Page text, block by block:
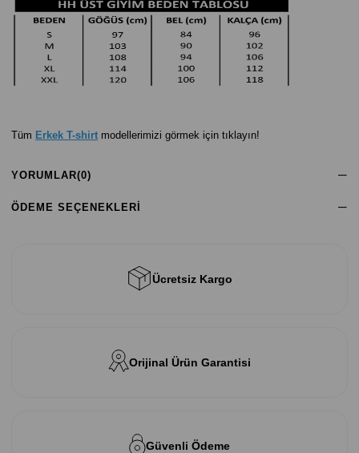
Tüm Erkek T-shirt modellerimizi görmek için tıklayın!
YORUMLAR(0)
ÖDEME SEÇENEKLERI
Ücretsiz Kargo
Orijinal Ürün Garantisi
Güvenli Ödeme